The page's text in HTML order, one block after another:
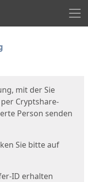
mit der Sie
Cryptshare-
Person senden
Sie bitte auf
ID erhalten